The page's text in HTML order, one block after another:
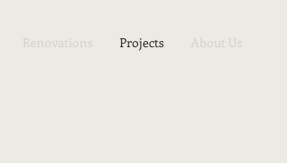
Renovations Projects About Us